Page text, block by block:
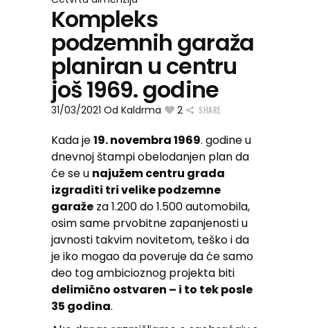
Kompleks
podzemnih garaža
planiran u centru
još 1969. godine
31/03/2021 Od Kaldrma 2 SHARE
Kada je19. novembra 1969. godine u
dnevnoj štampi obelodanjen plan da
će se u najužem centru grada
izgraditi tri velike podzemne
garaže za 1.200 do 1.500 automobila,
osim same prvobitne zapanjenosti u
javnosti takvim novitetom, teško i da
je iko mogao da poveruje da će samo
deo tog ambicioznog projekta biti
delimično ostvaren – i to tek posle
35 godina.